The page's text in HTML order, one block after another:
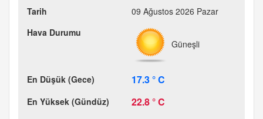
09 Ağustos 2026 Pazar
Güneşli
17.3 ° C
22.8 ° C